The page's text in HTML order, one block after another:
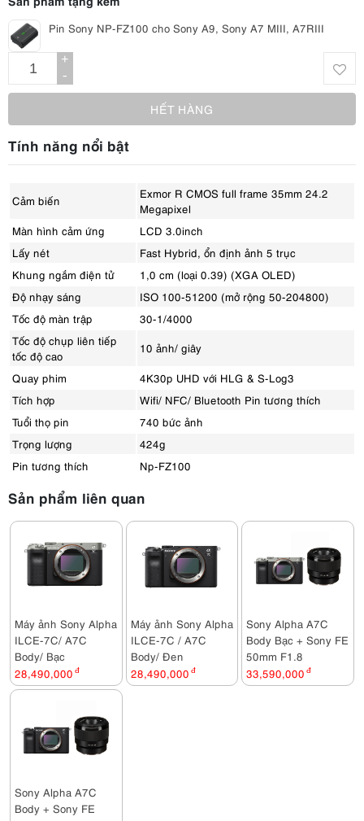
Pin Sony NP-FZ100 cho Sony A9, Sony A7 MIII, A7RIII
+
-
HẾT HÀNG
Tính năng nổi bật
Cảm biến
Exmor R CMOS full frame 35mm 24.2
Megapixel
Màn hình cảm ứng
LCD 3.0inch
Lấy nét
Fast Hybrid, ổn định ảnh 5 trục
Khung ngắm điện tử
1,0 cm (loại 0.39) (XGA OLED)
Độ nhạy sáng
ISO 100-51200 (mở rộng 50-204800)
Tốc độ màn trập
30-1/4000
Tốc độ chụp liên tiếp
tốc độ cao
10 ảnh/ giây
Quay phim
4K30p UHD với HLG & S-Log3
Tích hợp
Wifi/ NFC/ Bluetooth Pin tương thích
Tuổi thọ pin
740 bức ảnh
Trọng lượng
424g
Pin tương thích
Np-FZ100
Sản phẩm liên quan
Máy ảnh Sony Alpha
ILCE-7C/ A7C
Body/ Bạc
28,490,000 đ
Máy ảnh Sony Alpha
ILCE-7C / A7C
Body/ Đen
28,490,000 đ
Sony Alpha A7C
Body Bạc + Sony FE
50mm F1.8
33,590,000 đ
Sony Alpha A7C
Body + Sony FE